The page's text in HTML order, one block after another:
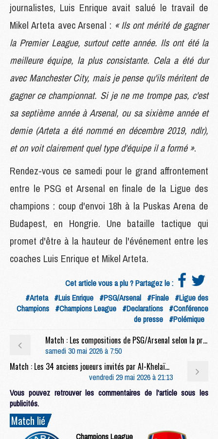
journalistes, Luis Enrique avait salué le travail de
Mikel Arteta avec Arsenal : « Ils ont mérité de gagner
la Premier League, surtout cette année. Ils ont été la
meilleure équipe, la plus consistante. Cela a été dur
avec Manchester City, mais je pense qu'ils méritent de
gagner ce championnat. Si je ne me trompe pas, c'est
sa septième année à Arsenal, ou sa sixième année et
demie (Arteta a été nommé en décembre 2019, ndlr),
et on voit clairement quel type d'équipe il a formé ».
Rendez-vous ce samedi pour le grand affrontement
entre le PSG et Arsenal en finale de la Ligue des
champions : coup d'envoi 18h à la Puskas Arena de
Budapest, en Hongrie. Une bataille tactique qui
promet d'être à la hauteur de l'événement entre les
coaches Luis Enrique et Mikel Arteta.
Cet article vous a plu ? Partagez le :
#Arteta #Luis Enrique #PSG/Arsenal #Finale #Ligue des
Champions #Champions League #Declarations #Conférence
de presse #Polémique
Match : Les compositions de PSG/Arsenal selon la presse
samedi 30 mai 2026 à 7:50
Match : Les 34 anciens joueurs invités par Al-Khelaïfi pour PSG/Arsenal
vendredi 29 mai 2026 à 21:13
Vous pouvez retrouver les commentaires de l'article sous les
publicités.
Match lié
Champions League